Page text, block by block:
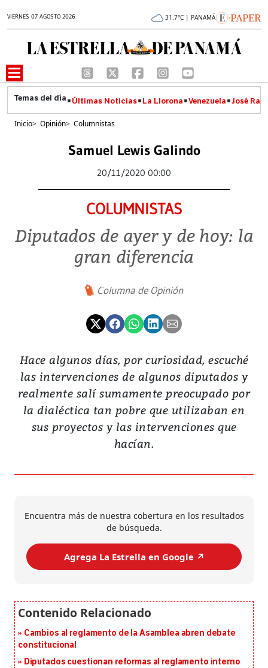
VIERNES 07 AGOSTO 2026 31.7°C | PANAMÁ
Últimas Noticias La Llorona Venezuela José
Inicio> Opinión> Columnistas
Samuel Lewis Galindo
20/11/2020 00:00
COLUMNISTAS
Diputados de ayer y de hoy: la
gran diferencia
Columna de Opinión
Hace algunos días, por curiosidad, escuché
las intervenciones de algunos diputados y
realmente salí sumamente preocupado por
la dialéctica tan pobre que utilizaban en
sus proyectos y las intervenciones que
hacían.
Encuentra más de nuestra cobertura en los resultados
de búsqueda.
Agrega La Estrella en Google ↗️
Cambios al reglamento de la Asamblea abren debate
constitucional
Diputados cuestionan reformas al reglamento interno